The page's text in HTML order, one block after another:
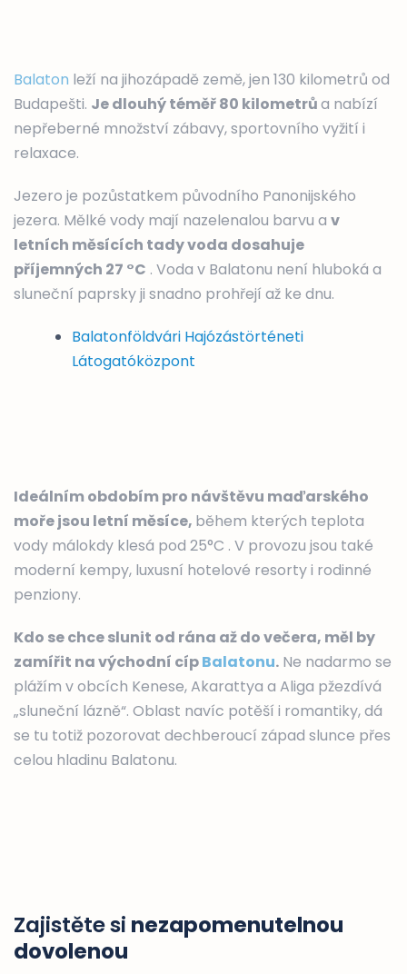
Balaton leží na jihozápadě země, jen 130 kilometrů od
Budapešti. Je dlouhý téměř 80 kilometrůa nabízí
nepřeberné množství zábavy, sportovního vyžití i
relaxace.
Jezero je pozůstatkem původního Panonijského
jezera. Mělké vody mají nazelenalou barvu a v
letních měsících tady voda dosahuje
příjemných 27 °C . Voda v Balatonu není hluboká a
sluneční paprsky ji snadno prohřejí až ke dnu.
Balatonföldvári Hajózástörténeti
Látogatóközpont
Ideálním obdobím pro návštěvu maďarského
moře jsou letní měsíce, během kterých teplota
vody málokdy klesá pod 25°C . V provozu jsou také
moderní kempy, luxusní hotelové resorty i rodinné
penziony.
Kdo se chce slunit od rána až do večera, měl by
zamířit na východní cípBalatonu. Ne nadarmo se
plážím v obcích Kenese, Akarattya a Aliga pžezdívá
„sluneční lázně“. Oblast navíc potěší i romantiky, dá
se tu totiž pozorovat dechberoucí západ slunce přes
celou hladinu Balatonu.
Zajistěte si nezapomenutelnou
dovolenou